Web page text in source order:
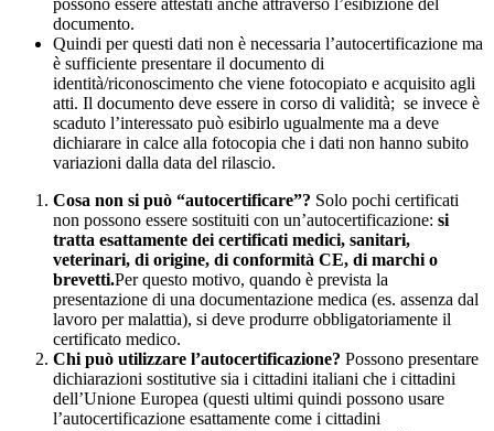
possono essere attestati anche attraverso l’esibizione del
documento.
Quindi per questi dati non è necessaria l’autocertificazione ma
è sufficiente presentare il documento di
identità/riconoscimento che viene fotocopiato e acquisito agli
atti. Il documento deve essere in corso di validità; se invece è
scaduto l’interessato può esibirlo ugualmente ma a deve
dichiarare in calce alla fotocopia che i dati non hanno subito
variazioni dalla data del rilascio.
Cosa non si può “autocertificare”? Solo pochi certificati
non possono essere sostituiti con un’autocertificazione: si
tratta esattamente dei certificati medici, sanitari,
veterinari, di origine, di conformità CE, di marchi o
brevetti.Per questo motivo, quando è prevista la
presentazione di una documentazione medica (es. assenza dal
lavoro per malattia), si deve produrre obbligatoriamente il
certificato medico.
Chi può utilizzare l’autocertificazione? Possono presentare
dichiarazioni sostitutive sia i cittadini italiani che i cittadini
dell’Unione Europea (questi ultimi quindi possono usare
l’autocertificazione esattamente come i cittadini